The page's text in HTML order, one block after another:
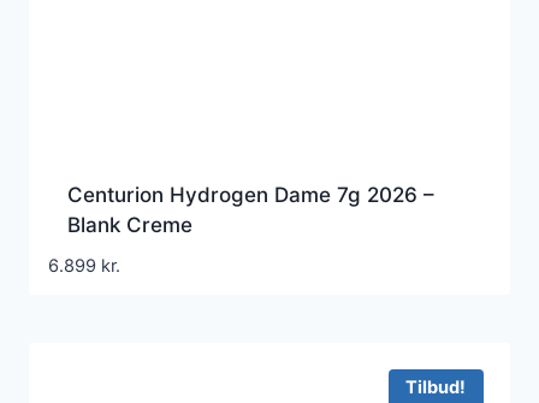
Centurion Hydrogen Dame 7g 2026 –
Blank Creme
6.899 kr.
Tilbud!